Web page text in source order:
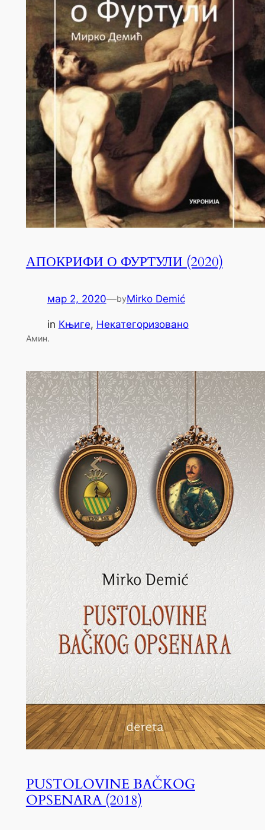
АПОКРИФИ О ФУРТУЛИ (2020)
мар 2, 2020—byMirko Demić
in Књиге, Некатегоризовано
Амин.
PUSTOLOVINE BAČKOG
OPSENARA (2018)